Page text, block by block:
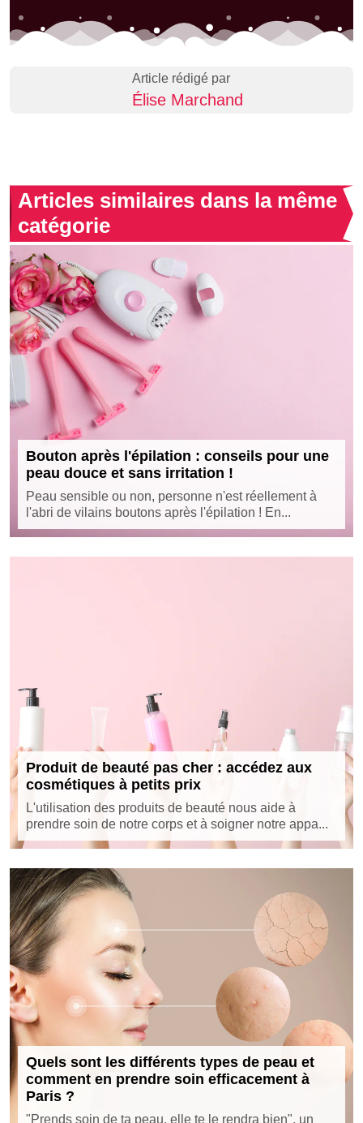
Article rédigé par
Élise Marchand
Articles similaires dans la même
catégorie
Bouton après l'épilation : conseils pour une
peau douce et sans irritation !
Peau sensible ou non, personne n'est réellement à
l'abri de vilains boutons après l'épilation ! En...
Produit de beauté pas cher : accédez aux
cosmétiques à petits prix
L'utilisation des produits de beauté nous aide à
prendre soin de notre corps et à soigner notre appa...
Quels sont les différents types de peau et
comment en prendre soin efficacement à
Paris ?
"Prends soin de ta peau, elle te le rendra bien", un